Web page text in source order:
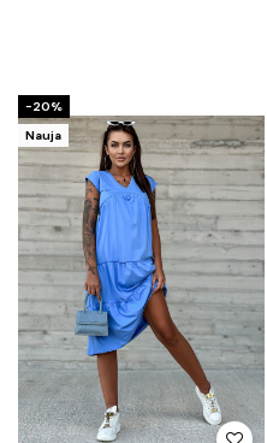
−20%
Nauja